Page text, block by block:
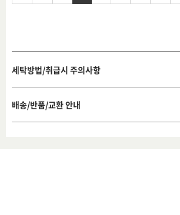
세탁방법/취급시 주의사항
배송/반품/교환 안내